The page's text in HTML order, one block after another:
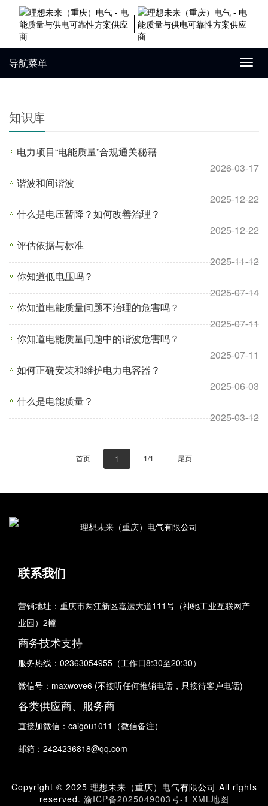
导航菜单
知识库
电力项目“电能质量”合规通关秘籍
2026-03-17
谐波和间谐波
2025-12-22
什么是电压暂降？如何改善治理？
2025-12-22
评估依据与标准
2025-11-12
你知道低电压吗？
2025-07-14
你知道电能质量问题不治理的危害吗？
2025-07-11
你知道电能质量问题中的谐波危害吗？
2025-07-11
如何正确安装和维护电力电容器？
2025-06-03
什么是电能质量？
2025-03-12
首页 1 1/1 尾页
联系我们
营销地址：重庆市两江新区嘉运大道111号（神驰工业互联网产
业园）2幢
商务技术支持
服务热线：02363054955（工作日8:30至20:30）
微信号：maxwove6 (不接听任何推销电话，只接待客户电话)
各类供应商、服务商
直接加微信：caigou1011（微信备注）
邮箱：2424236818@qq.com
Copyright © 2025 理想未来（重庆）电气有限公司 All rights
reserved. 渝ICP备2025049003号-1 XML地图